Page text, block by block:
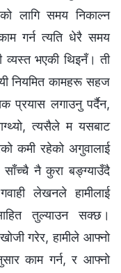
लागि समय निकाल्‍न
गर्न त्यति धेरै समय
भएकी थिइनँ। ती
नियमित कामहरू सहज
प्रयास लगाउनु पर्दैन,
त्यसैले म यसबाट
कमी रहेको अगुवालाई
नै कुरा बङ्ग्याउँदै
लेखनले हामीलाई
तुल्याउन सक्छ।
गरेर, हामीले आफ्‍नो
काम गर्न, र आफ्‍नो